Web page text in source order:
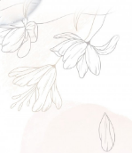
Перейти
к
содержанию